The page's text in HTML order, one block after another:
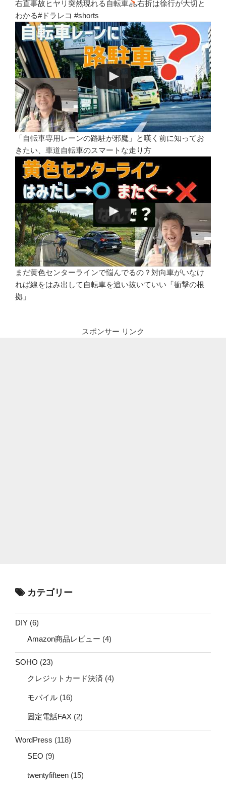
右直事故ヒヤリ突然現れる自転車
右折は徐行が大切と
わかる#ドラレコ #shorts
「自転車専用レーンの路駐が邪魔」と嘆く前に知ってお
きたい、車道自転車のスマートな走り方
まだ黄色センターラインで悩んでるの？対向車がいなけ
れば線をはみ出して自転車を追い抜いていい「衝撃の根
拠」
スポンサー リンク
カテゴリー
DIY (6)
Amazon商品レビュー (4)
SOHO (23)
クレジットカード決済 (4)
モバイル (16)
固定電話FAX (2)
WordPress (118)
SEO (9)
twentyfifteen (15)